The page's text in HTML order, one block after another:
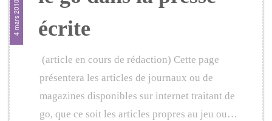
4 mars 2010
écrite
(article en cours de rédaction) Cette page
présentera les articles de journaux ou de
magazines disponibles sur internet traitant de
go, que ce soit les articles propres au jeu ou…